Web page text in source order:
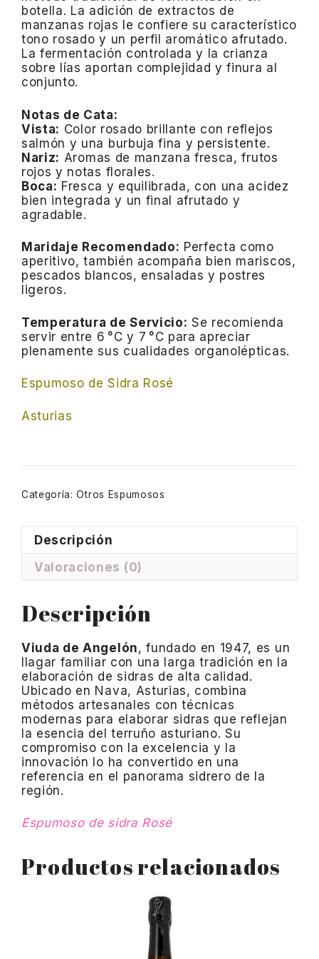
botella. La adición de extractos de
manzanas rojas le confiere su característico
tono rosado y un perfil aromático afrutado.
La fermentación controlada y la crianza
sobre lías aportan complejidad y finura al
conjunto.
Notas de Cata:
Vista: Color rosado brillante con reflejos
salmón y una burbuja fina y persistente.
Nariz: Aromas de manzana fresca, frutos
rojos y notas florales.
Boca: Fresca y equilibrada, con una acidez
bien integrada y un final afrutado y
agradable.
Maridaje Recomendado: Perfecta como
aperitivo, también acompaña bien mariscos,
pescados blancos, ensaladas y postres
ligeros.
Temperatura de Servicio: Se recomienda
servir entre 6 °C y 7 °C para apreciar
plenamente sus cualidades organolépticas.​
Espumoso de Sidra Rosé
Asturias
Categoría:Otros Espumosos
Descripción
Valoraciones (0)
Descripción
Viuda de Angelón, fundado en 1947, es un
llagar familiar con una larga tradición en la
elaboración de sidras de alta calidad.
Ubicado en Nava, Asturias, combina
métodos artesanales con técnicas
modernas para elaborar sidras que reflejan
la esencia del terruño asturiano. Su
compromiso con la excelencia y la
innovación lo ha convertido en una
referencia en el panorama sidrero de la
región.
Espumoso de sidra Rosé
Productos relacionados